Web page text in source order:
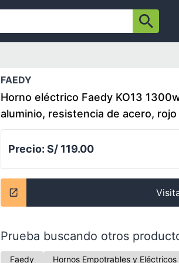
FAEDY
Horno eléctrico Faedy KO13
aluminio, resistencia de acero,
Precio: S/ 119.00
Prueba buscando otros
Faedy Hornos Empotrables y Eléctricos